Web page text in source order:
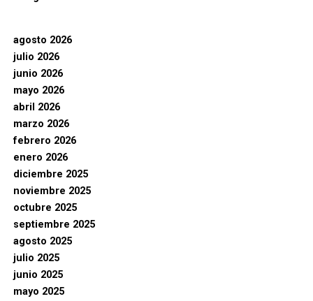
agosto 2026
julio 2026
junio 2026
mayo 2026
abril 2026
marzo 2026
febrero 2026
enero 2026
diciembre 2025
noviembre 2025
octubre 2025
septiembre 2025
agosto 2025
julio 2025
junio 2025
mayo 2025